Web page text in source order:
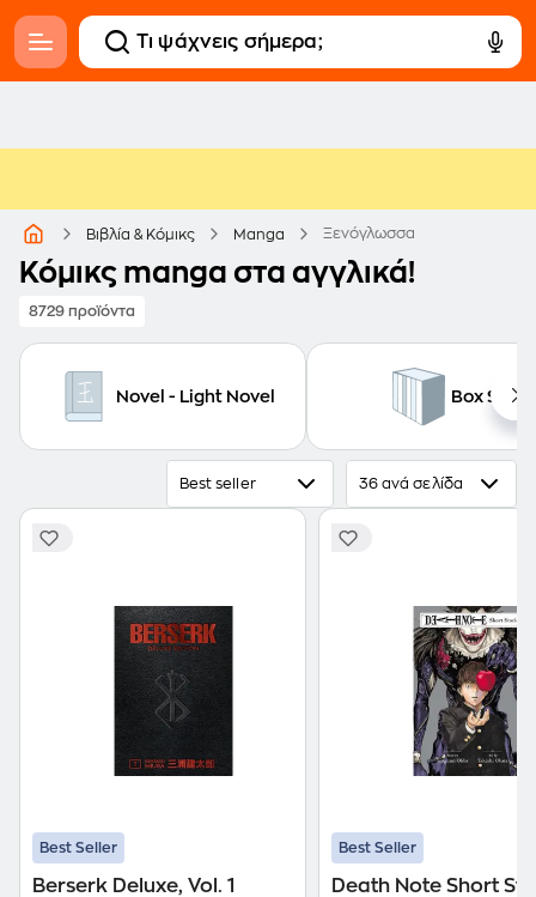
Βιβλία & Κόμικς Manga Ξενόγλωσσα
Κόμικς manga στα αγγλικά!
8729 προϊόντα
Novel - Light Novel Box Set
Best seller 36 ανά σελίδα
Best Seller
Berserk Deluxe, Vol. 1
Best Seller
Death Note Short